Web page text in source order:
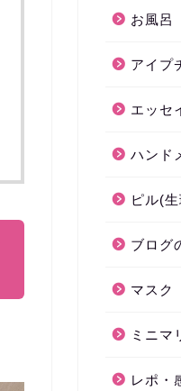
お風呂
アイプ
エッセ
ハンド
ピル(
ブログ
マスク
ミニマ
レポ・